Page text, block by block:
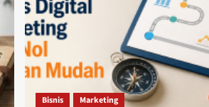
UMKM
&
Contoh)
Bisnis Marketing